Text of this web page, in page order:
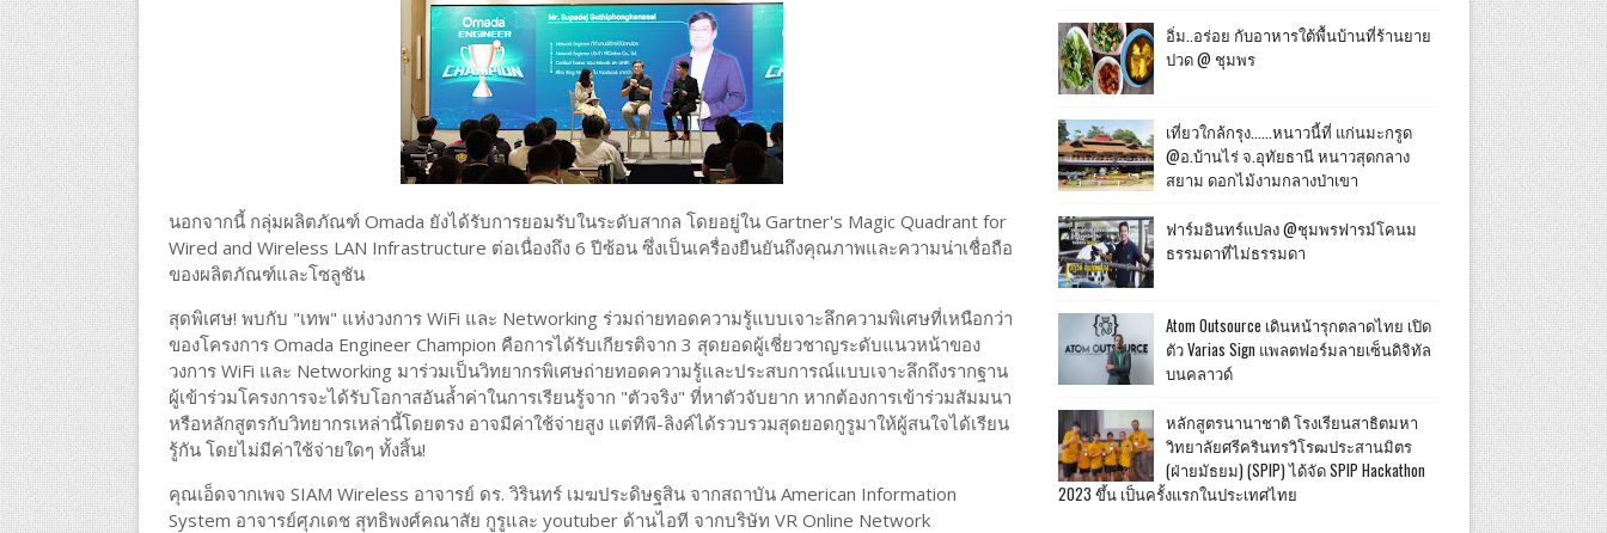
นอกจากนี้ กลุ่มผลิตภัณฑ์ Omada ยังได้รับการยอมรับในระดับสากล โดยอยู่ใน Gartner's Magic Quadrant for
Wired and Wireless LAN Infrastructure ต่อเนื่องถึง 6 ปีซ้อน ซึ่งเป็นเครื่องยืนยันถึงคุณภาพและความน่าเชื่อถือ
ของผลิตภัณฑ์และโซลูชัน
สุดพิเศษ! พบกับ "เทพ" แห่งวงการ WiFi และ Networking ร่วมถ่ายทอดความรู้แบบเจาะลึกความพิเศษที่เหนือกว่า
ของโครงการ Omada Engineer Champion คือการได้รับเกียรติจาก 3 สุดยอดผู้เชี่ยวชาญระดับแนวหน้าของ
วงการ WiFi และ Networking มาร่วมเป็นวิทยากรพิเศษถ่ายทอดความรู้และประสบการณ์แบบเจาะลึกถึงรากฐาน
ผู้เข้าร่วมโครงการจะได้รับโอกาสอันล้ำค่าในการเรียนรู้จาก "ตัวจริง" ที่หาตัวจับยาก หากต้องการเข้าร่วมสัมมนา
หรือหลักสูตรกับวิทยากรเหล่านี้โดยตรง อาจมีค่าใช้จ่ายสูง แต่ทีพี-ลิงค์ได้รวบรวมสุดยอดกูรูมาให้ผู้สนใจได้เรียน
รู้กัน โดยไม่มีค่าใช้จ่ายใดๆ ทั้งสิ้น!
คุณเอ็ดจากเพจ SIAM Wireless อาจารย์ ดร. วิรินทร์ เมฆประดิษฐสิน จากสถาบัน American Information
System อาจารย์ศุภเดช สุทธิพงศ์คณาสัย กูรูและ youtuber ด้านไอที จากบริษัท VR Online Network
อิ่ม..อร่อย กับอาหารใต้พื้นบ้านที่ร้านยาย
ปวด @ ชุมพร
เที่ยวใกล้กรุง......หนาวนี้ที่ แก่นมะกรูด
@อ.บ้านไร่ จ.อุทัยธานี หนาวสุดกลาง
สยาม ดอกไม้งามกลางป่าเขา
ฟาร์มอินทร์แปลง @ชุมพรฟารม์โคนม
ธรรมดาที่ไม่ธรรมดา
Atom Outsource เดินหน้ารุกตลาดไทย เปิด
ตัว Varias Sign แพลตฟอร์มลายเซ็นดิจิทัล
บนคลาวด์
หลักสูตรนานาชาติ โรงเรียนสาธิตมหา
วิทยาลัยศรีครินทรวิโรฒประสานมิตร
(ฝ่ายมัธยม) (SPIP) ได้จัด SPIP Hackathon
2023 ขึ้น เป็นครั้งแรกในประเทศไทย